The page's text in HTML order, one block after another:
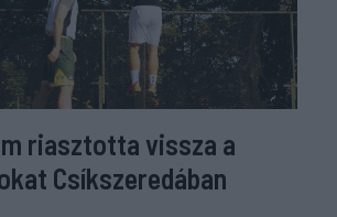
riasztotta vissza a
Csíkszeredában